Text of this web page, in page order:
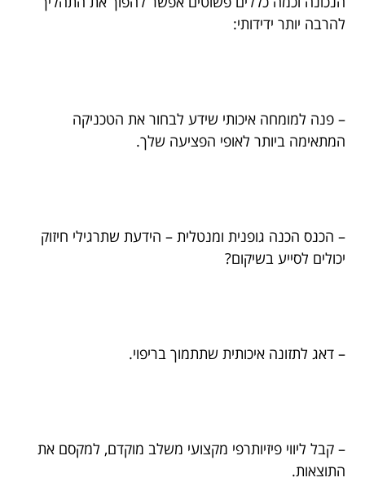
להרבה יותר ידידותי:
– פנה למומחה איכותי שידע לבחור את הטכניקה
המתאימה ביותר לאופי הפציעה שלך.
– הכנס הכנה גופנית ומנטלית – הידעת שתרגילי חיזוק
יכולים לסייע בשיקום?
– דאג לתזונה איכותית שתתמוך בריפוי.
– קבל ליווי פיזיותרפי מקצועי משלב מוקדם, למקסם את
התוצאות.